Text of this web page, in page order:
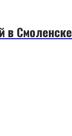
в Смоленске